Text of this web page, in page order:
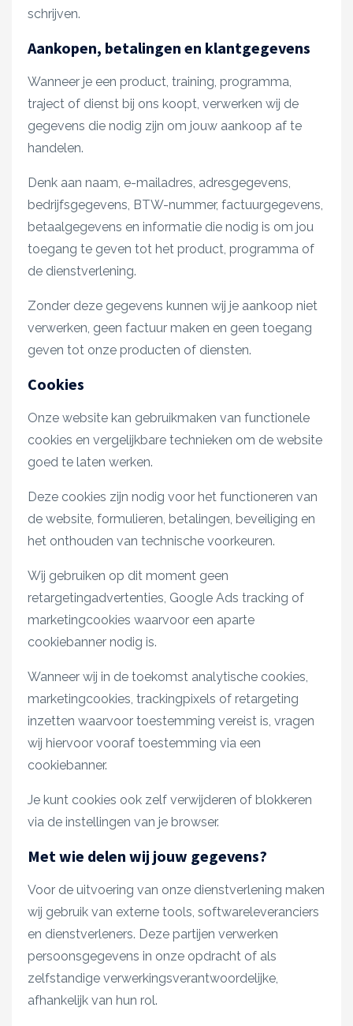
schrijven.
Aankopen, betalingen en klantgegevens
Wanneer je een product, training, programma,
traject of dienst bij ons koopt, verwerken wij de
gegevens die nodig zijn om jouw aankoop af te
handelen.
Denk aan naam, e-mailadres, adresgegevens,
bedrijfsgegevens, BTW-nummer, factuurgegevens,
betaalgegevens en informatie die nodig is om jou
toegang te geven tot het product, programma of
de dienstverlening.
Zonder deze gegevens kunnen wij je aankoop niet
verwerken, geen factuur maken en geen toegang
geven tot onze producten of diensten.
Cookies
Onze website kan gebruikmaken van functionele
cookies en vergelijkbare technieken om de website
goed te laten werken.
Deze cookies zijn nodig voor het functioneren van
de website, formulieren, betalingen, beveiliging en
het onthouden van technische voorkeuren.
Wij gebruiken op dit moment geen
retargetingadvertenties, Google Ads tracking of
marketingcookies waarvoor een aparte
cookiebanner nodig is.
Wanneer wij in de toekomst analytische cookies,
marketingcookies, trackingpixels of retargeting
inzetten waarvoor toestemming vereist is, vragen
wij hiervoor vooraf toestemming via een
cookiebanner.
Je kunt cookies ook zelf verwijderen of blokkeren
via de instellingen van je browser.
Met wie delen wij jouw gegevens?
Voor de uitvoering van onze dienstverlening maken
wij gebruik van externe tools, softwareleveranciers
en dienstverleners. Deze partijen verwerken
persoonsgegevens in onze opdracht of als
zelfstandige verwerkingsverantwoordelijke,
afhankelijk van hun rol.